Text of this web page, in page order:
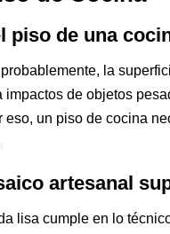
piso de una
la
impactos de objetos
eso, un piso de cocina
artesanal
lisa cumple en lo